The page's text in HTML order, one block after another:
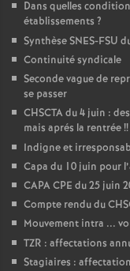
Dans quelles
établissements ?
Synthèse SNES-FSU
Continuité syndicale
Seconde vague de
se passer
CHSCTA du 4 juin :
mais aprés la rentrée!!
Indigne et
Capa du 10 juin pour
CAPA CPE du 25 juin
Compte rendu du
Mouvement intra ...
TZR : affectations
Stagiaires :